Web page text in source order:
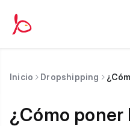
Inicio Dropshipping
¿Cómo poner